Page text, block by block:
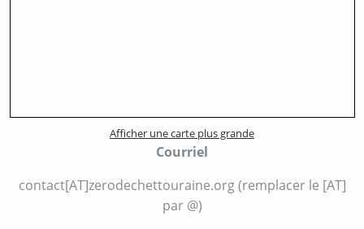
Afficher une carte plus grande
Courriel
contact[AT]zerodechettouraine.org (remplacer le [AT]
par @)